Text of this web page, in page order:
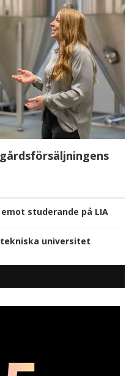
studerande på LIA
universitet